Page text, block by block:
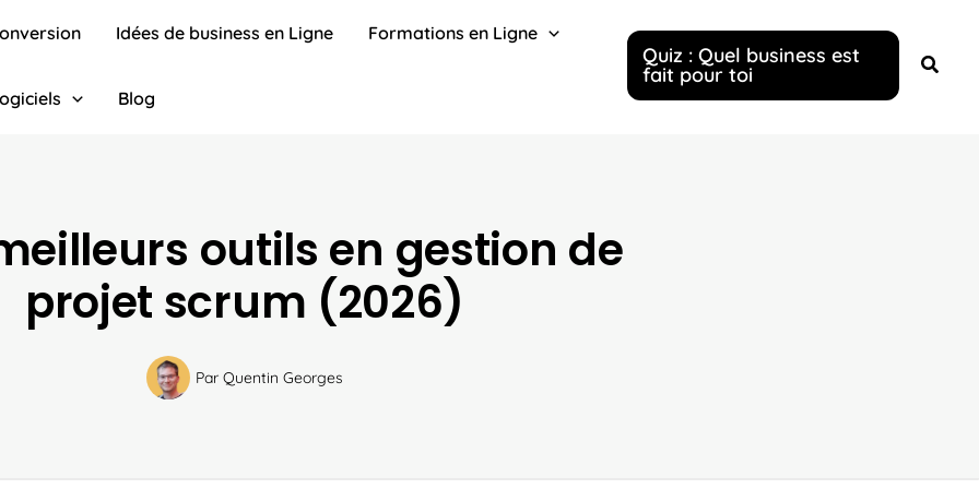
Idées de business en Ligne Formations en Ligne
Blog
Quiz : Quel business est
fait pour toi
outils en gestion de
projet scrum (2026)
Par Quentin Georges